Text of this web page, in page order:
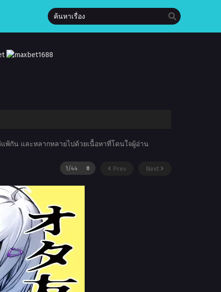
พ้กัน และหลากหลายไปด้วยเนื้อหาที่โดนใจผู้อ่าน
Prev Next